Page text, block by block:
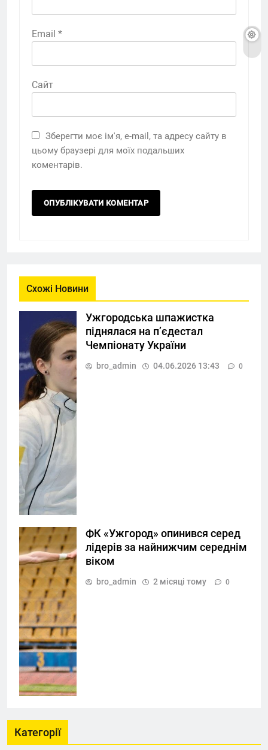
Email *
Сайт
Зберегти моє ім'я, e-mail, та адресу сайту в
цьому браузері для моїх подальших
коментарів.
Схожі Новини
Ужгородська шпажистка
піднялася на п’єдестал
Чемпіонату України
bro_admin 04.06.2026 13:43 0
ФК «Ужгород» опинився серед
лідерів за найнижчим середнім
віком
bro_admin 2 місяці тому 0
Категорії